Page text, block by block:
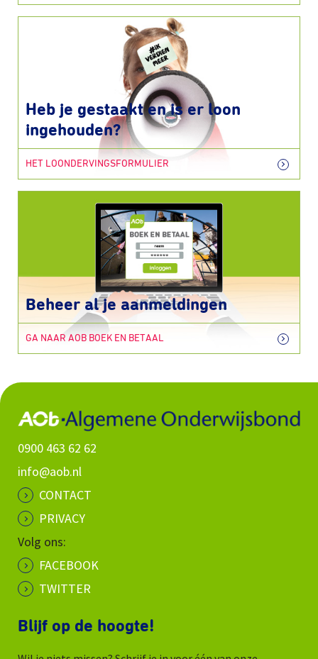
Heb je gestaakt en is er loon
ingehouden?
HET LOONDERVINGSFORMULIER
Beheer al je aanmeldingen
GA NAAR AOB BOEK EN BETAAL
0900 463 62 62
info@aob.nl
CONTACT
PRIVACY
Volg ons:
FACEBOOK
TWITTER
Blijf op de hoogte!